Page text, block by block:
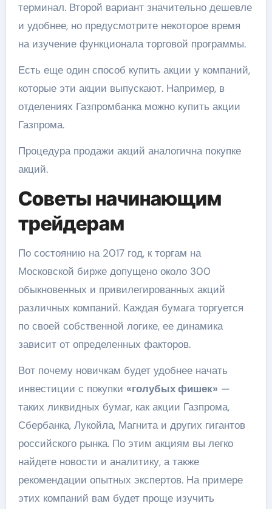
терминал. Второй вариант значительно дешевле
и удобнее, но предусмотрите некоторое время
на изучение функционала торговой программы.
Есть еще один способ купить акции у компаний,
которые эти акции выпускают. Например, в
отделениях Газпромбанка можно купить акции
Газпрома.
Процедура продажи акций аналогична покупке
акций.
Советы начинающим
трейдерам
По состоянию на 2017 год, к торгам на
Московской бирже допущено около 300
обыкновенных и привилегированных акций
различных компаний. Каждая бумага торгуется
по своей собственной логике, ее динамика
зависит от определенных факторов.
Вот почему новичкам будет удобнее начать
инвестиции с покупки «голубых фишек» —
таких ликвидных бумаг, как акции Газпрома,
Сбербанка, Лукойла, Магнита и других гигантов
российского рынка. По этим акциям вы легко
найдете новости и аналитику, а также
рекомендации опытных экспертов. На примере
этих компаний вам будет проще изучить